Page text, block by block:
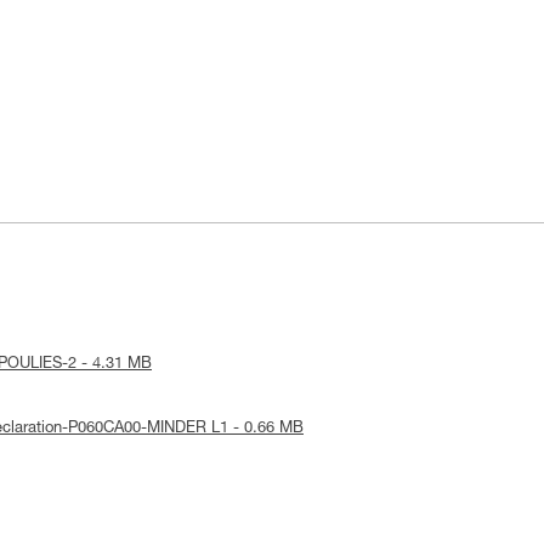
2 - 4.31 MB
P060CA00-MINDER L1 - 0.66 MB